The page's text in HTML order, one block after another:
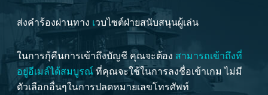
ส่งคำร้องผ่านทาง เวบไซต์ฝ่ายสนับสนุนผู้เล่น
ในการกุ้คืนการเข้าถึงบัญชี คุณจะต้อง สามารถเข้าถึงที่
อยู่อีเมล์ได้สมบูรณ์ ที่คุณจะใช้ในการลงชื่อเข้าเกม ไม่มี
ตัวเลือกอื่นๆในการปลดหมายเลขโทรศัพท์